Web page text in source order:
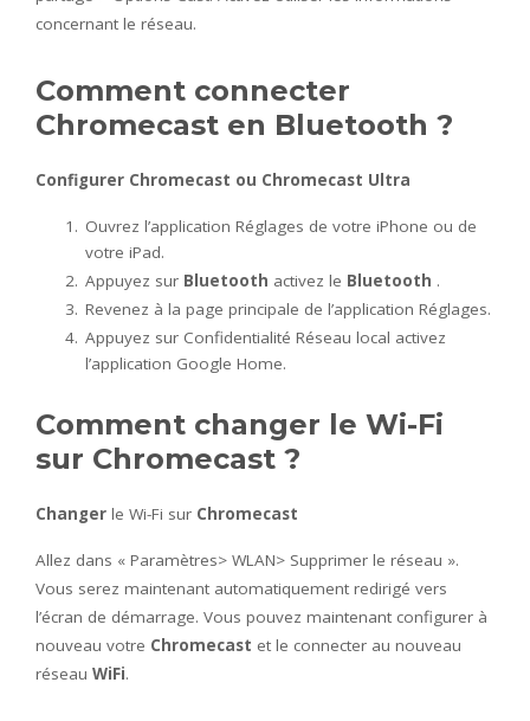
concernant le réseau.
Comment connecter
Chromecast en Bluetooth ?
Configurer Chromecast ou Chromecast Ultra
Ouvrez l’application Réglages de votre iPhone ou de
votre iPad.
Appuyez sur Bluetooth activez le Bluetooth .
Revenez à la page principale de l’application Réglages.
Appuyez sur Confidentialité Réseau local activez
l’application Google Home.
Comment changer le Wi-Fi
sur Chromecast ?
Changer le Wi-Fi sur Chromecast
Allez dans « Paramètres> WLAN> Supprimer le réseau ».
Vous serez maintenant automatiquement redirigé vers
l’écran de démarrage. Vous pouvez maintenant configurer à
nouveau votre Chromecast et le connecter au nouveau
réseau WiFi.